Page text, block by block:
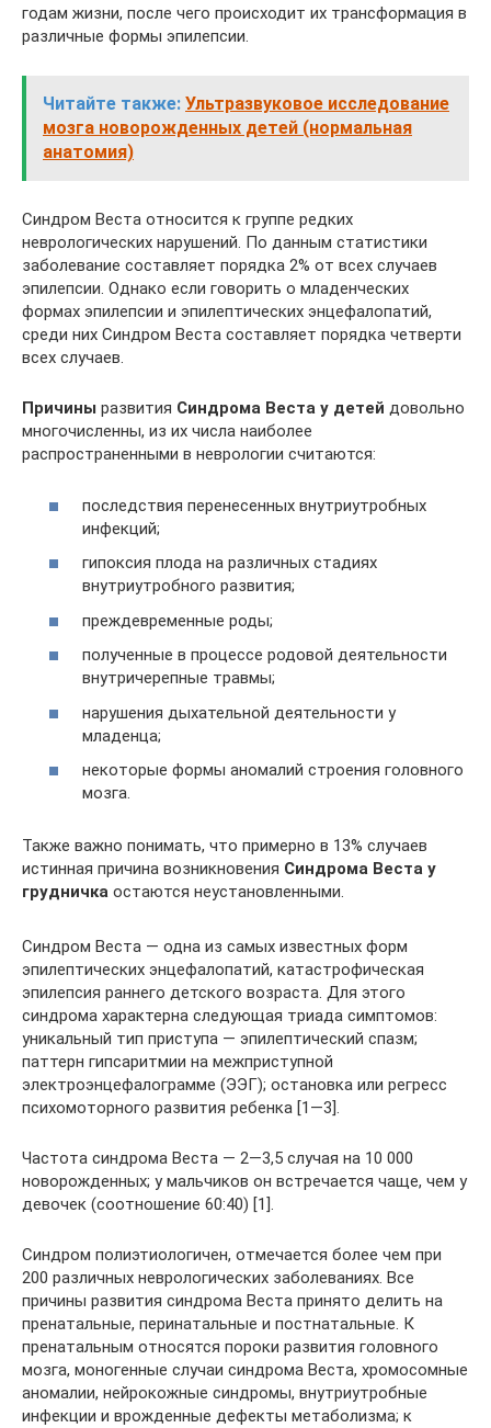
годам жизни, после чего происходит их трансформация в
различные формы эпилепсии.
Читайте также: Ультразвуковое исследование
мозга новорожденных детей (нормальная
анатомия)
Синдром Веста относится к группе редких
неврологических нарушений. По данным статистики
заболевание составляет порядка 2% от всех случаев
эпилепсии. Однако если говорить о младенческих
формах эпилепсии и эпилептических энцефалопатий,
среди них Синдром Веста составляет порядка четверти
всех случаев.
Причины развития Синдрома Веста у детей довольно
многочисленны, из их числа наиболее
распространенными в неврологии считаются:
последствия перенесенных внутриутробных
инфекций;
гипоксия плода на различных стадиях
внутриутробного развития;
преждевременные роды;
полученные в процессе родовой деятельности
внутричерепные травмы;
нарушения дыхательной деятельности у
младенца;
некоторые формы аномалий строения головного
мозга.
Также важно понимать, что примерно в 13% случаев
истинная причина возникновения Синдрома Веста у
грудничка остаются неустановленными.
Синдром Веста — одна из самых известных форм
эпилептических энцефалопатий, катастрофическая
эпилепсия раннего детского возраста. Для этого
синдрома характерна следующая триада симптомов:
уникальный тип приступа — эпилептический спазм;
паттерн гипсаритмии на межприступной
электроэнцефалограмме (ЭЭГ); остановка или регресс
психомоторного развития ребенка [1—3].
Частота синдрома Веста — 2—3,5 случая на 10 000
новорожденных; у мальчиков он встречается чаще, чем у
девочек (соотношение 60:40) [1].
Синдром полиэтиологичен, отмечается более чем при
200 различных неврологических заболеваниях. Все
причины развития синдрома Веста принято делить на
пренатальные, перинатальные и постнатальные. К
пренатальным относятся пороки развития головного
мозга, моногенные случаи синдрома Веста, хромосомные
аномалии, нейрокожные синдромы, внутриутробные
инфекции и врожденные дефекты метаболизма; к